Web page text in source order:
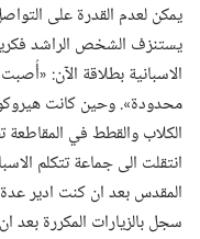
يمكن لعدم القدرة على
يستنزف الشخص الراشد
الاسبانية بطلاقة الآن:‏ ‏«أُصبت
محدودة».‏ وحين كانت هيروكو
الكلاب والقطط في المقاطعة
انتقلت الى جماعة تتكلم
المقدس بعد ان كنت ادير
سجل بالزيارات المكررة بعد